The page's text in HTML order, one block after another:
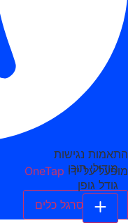
התאמות נגישות
מופעל על ידי OneTap
הסתר סרגל כלים
מודולי תוכן
גודל גופן